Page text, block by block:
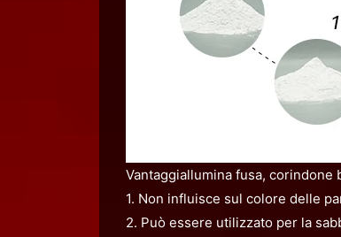
Vantaggiallumina fusa, corindone
1. Non influisce sul colore delle
2. Può essere utilizzato per la